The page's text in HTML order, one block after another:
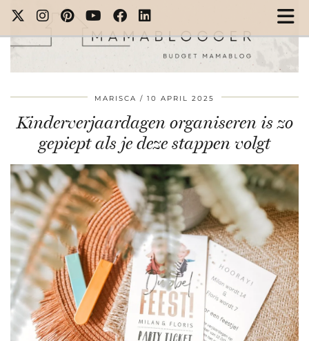
MARISCA 10 APRIL 2025
Kinderverjaardagen organiseren is zo
gepiept als je deze stappen volgt